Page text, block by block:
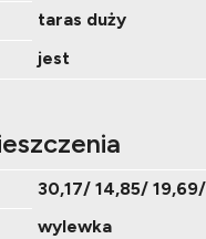
taras duży
jest
30,17/ 14,85/
wylewka